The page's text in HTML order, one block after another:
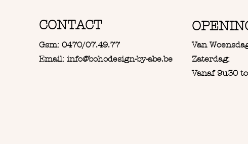
CONTACT
Gsm: 0470/07.49.77
Email: info@bohodesign-by-abe.be
Van
Zaterdag:
Vanaf 9u30